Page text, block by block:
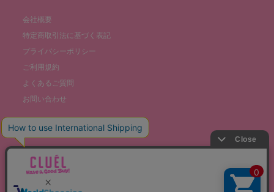
会社概要
特定商取引法に基づく表記
プライバシーポリシー
ご利用規約
よくあるご質問
お問い合わせ
©THE STOCKS CO., LTD